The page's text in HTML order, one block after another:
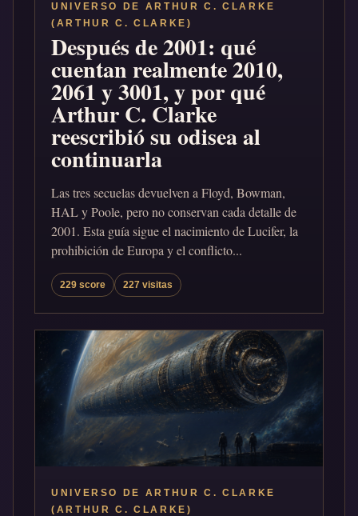
UNIVERSO DE ARTHUR C. CLARKE
(ARTHUR C. CLARKE)
Después de 2001: qué
cuentan realmente 2010,
2061 y 3001, y por qué
Arthur C. Clarke
reescribió su odisea al
continuarla
Las tres secuelas devuelven a Floyd, Bowman,
HAL y Poole, pero no conservan cada detalle de
2001. Esta guía sigue el nacimiento de Lucifer, la
prohibición de Europa y el conflicto...
229 score 227 visitas
UNIVERSO DE ARTHUR C. CLARKE
(ARTHUR C. CLARKE)